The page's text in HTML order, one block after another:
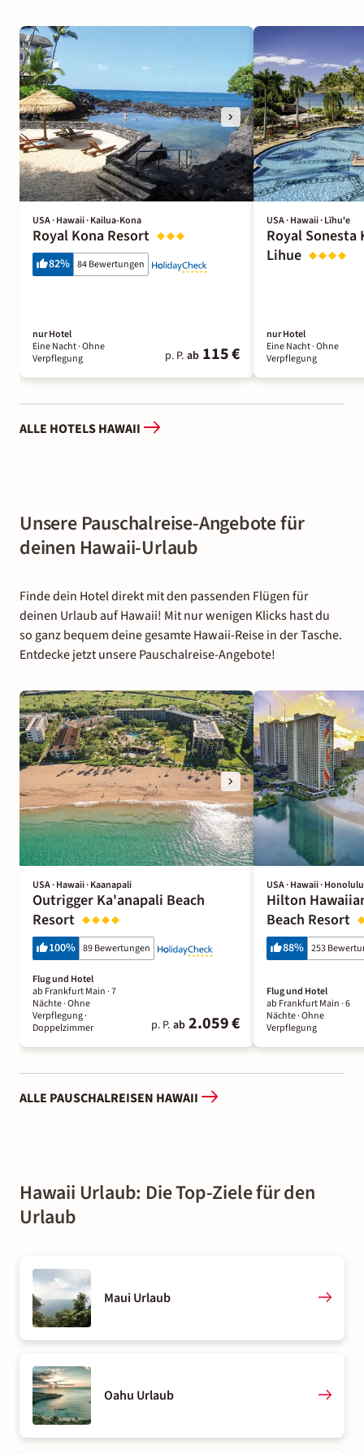
USA · Hawaii · Kailua-Kona
Royal Kona Resort
82% 84 Bewertungen
nur Hotel
Eine Nacht· Ohne
Verpflegung
p. P. ab 115 €
USA · Hawaii · Līhuʻe
Royal Sonesta
Lihue
nur Hotel
Eine Nacht· Ohne
Verpflegung
ALLE HOTELS HAWAII
Unsere Pauschalreise-Angebote für
deinen Hawaii-Urlaub
Finde dein Hotel direkt mit den passenden Flügen für
deinen Urlaub auf Hawaii! Mit nur wenigen Klicks hast du
so ganz bequem deine gesamte Hawaii-Reise in der Tasche.
Entdecke jetzt unsere Pauschalreise-Angebote!
USA · Hawaii · Kaanapali
Outrigger Ka'anapali Beach
Resort
100% 89 Bewertungen
Flug und Hotel
ab Frankfurt Main ·7
Nächte· Ohne
Verpflegung·
Doppelzimmer
p. P. ab 2.059 €
USA · Hawaii · Honolulu
Hilton
Beach Resort
88% 253
Flug und Hotel
ab Frankfurt Main ·6
Nächte· Ohne
Verpflegung
ALLE PAUSCHALREISEN HAWAII
Hawaii Urlaub: Die Top-Ziele für den
Urlaub
Maui Urlaub
Oahu Urlaub